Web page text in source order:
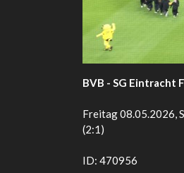
BVB - SG Eintracht
Freitag 08.05.2026,
(2:1)
ID: 470956